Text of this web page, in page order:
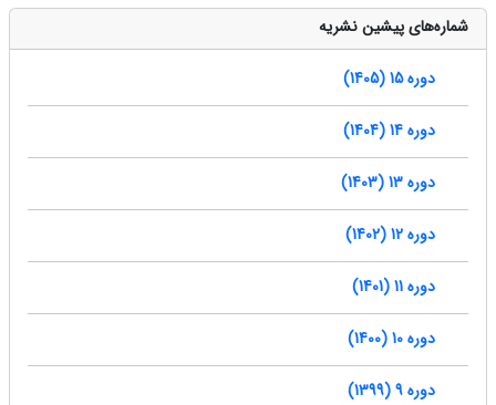
شماره‌های پیشین نشریه
دوره 15 (1405)
دوره 14 (1404)
دوره 13 (1403)
دوره 12 (1402)
دوره 11 (1401)
دوره 10 (1400)
دوره 9 (1399)